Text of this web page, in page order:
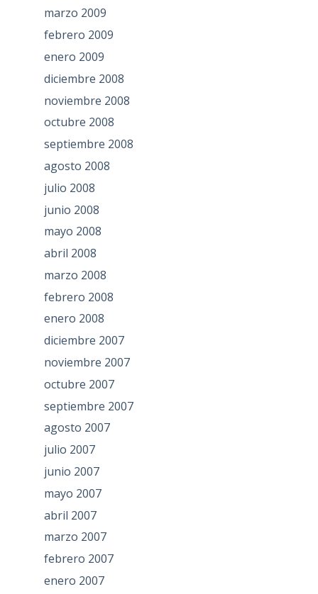
marzo 2009
febrero 2009
enero 2009
diciembre 2008
noviembre 2008
octubre 2008
septiembre 2008
agosto 2008
julio 2008
junio 2008
mayo 2008
abril 2008
marzo 2008
febrero 2008
enero 2008
diciembre 2007
noviembre 2007
octubre 2007
septiembre 2007
agosto 2007
julio 2007
junio 2007
mayo 2007
abril 2007
marzo 2007
febrero 2007
enero 2007